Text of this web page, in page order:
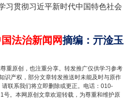
贯彻习近平新时代中国特色社会
法治新闻网摘编 ： 亓淦玉
重原创，也注重分享。转发推广仅供学习参考
识产权，部分文章转发推送时未能及时与原作
联系我们将立即删除或更正。电话：010-
。本网原创文章欢迎转载，为尊重和维护原
新中国诞生的见证